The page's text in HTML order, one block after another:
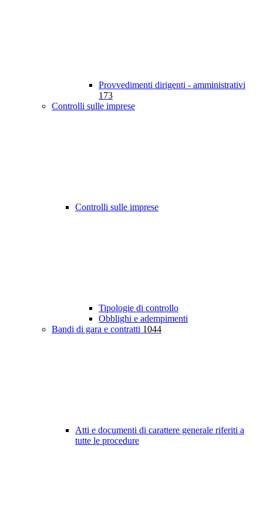
Provvedimenti dirigenti - amministrativi
173
Controlli sulle imprese
Controlli sulle imprese
Tipologie di controllo
Obblighi e adempimenti
Bandi di gara e contratti 1044
Atti e documenti di carattere generale riferiti a
tutte le procedure